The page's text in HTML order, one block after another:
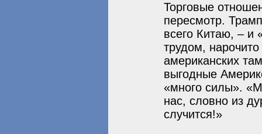
Торговые
пересмотр.
всего Китаю, – и
трудом,
американских
выгодные
«много силы».
нас, словно из
случится!»